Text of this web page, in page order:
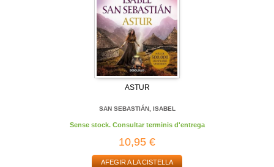
ASTUR
SAN SEBASTIÁN, ISABEL
Sense stock. Consultar terminis d'entrega
10,95 €
AFEGIR A LA CISTELLA